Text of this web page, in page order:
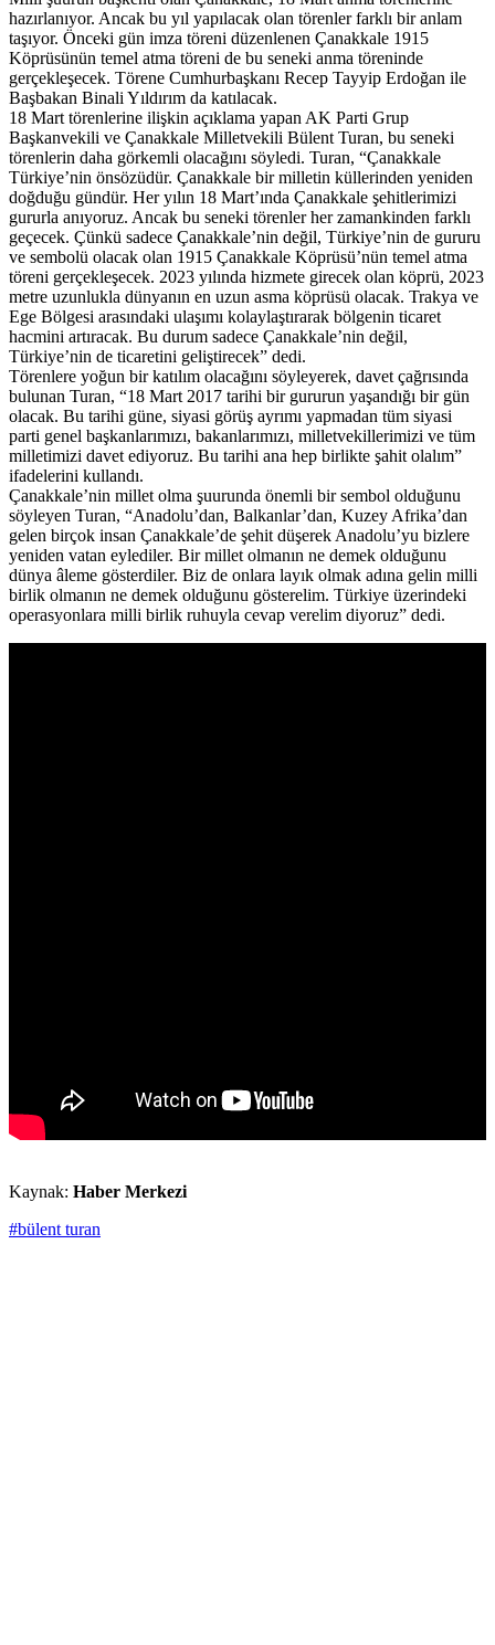
hazırlanıyor. Ancak bu yıl yapılacak olan törenler farklı bir anlam
taşıyor. Önceki gün imza töreni düzenlenen Çanakkale 1915
Köprüsünün temel atma töreni de bu seneki anma töreninde
gerçekleşecek. Törene Cumhurbaşkanı Recep Tayyip Erdoğan ile
Başbakan Binali Yıldırım da katılacak.
18 Mart törenlerine ilişkin açıklama yapan AK Parti Grup
Başkanvekili ve Çanakkale Milletvekili Bülent Turan, bu seneki
törenlerin daha görkemli olacağını söyledi. Turan, “Çanakkale
Türkiye’nin önsözüdür. Çanakkale bir milletin küllerinden yeniden
doğduğu gündür. Her yılın 18 Mart’ında Çanakkale şehitlerimizi
gururla anıyoruz. Ancak bu seneki törenler her zamankinden farklı
geçecek. Çünkü sadece Çanakkale’nin değil, Türkiye’nin de gururu
ve sembolü olacak olan 1915 Çanakkale Köprüsü’nün temel atma
töreni gerçekleşecek. 2023 yılında hizmete girecek olan köprü, 2023
metre uzunlukla dünyanın en uzun asma köprüsü olacak. Trakya ve
Ege Bölgesi arasındaki ulaşımı kolaylaştırarak bölgenin ticaret
hacmini artıracak. Bu durum sadece Çanakkale’nin değil,
Türkiye’nin de ticaretini geliştirecek” dedi.
Törenlere yoğun bir katılım olacağını söyleyerek, davet çağrısında
bulunan Turan, “18 Mart 2017 tarihi bir gururun yaşandığı bir gün
olacak. Bu tarihi güne, siyasi görüş ayrımı yapmadan tüm siyasi
parti genel başkanlarımızı, bakanlarımızı, milletvekillerimizi ve tüm
milletimizi davet ediyoruz. Bu tarihi ana hep birlikte şahit olalım”
ifadelerini kullandı.
Çanakkale’nin millet olma şuurunda önemli bir sembol olduğunu
söyleyen Turan, “Anadolu’dan, Balkanlar’dan, Kuzey Afrika’dan
gelen birçok insan Çanakkale’de şehit düşerek Anadolu’yu bizlere
yeniden vatan eylediler. Bir millet olmanın ne demek olduğunu
dünya âleme gösterdiler. Biz de onlara layık olmak adına gelin milli
birlik olmanın ne demek olduğunu gösterelim. Türkiye üzerindeki
operasyonlara milli birlik ruhuyla cevap verelim diyoruz” dedi.
Kaynak: Haber Merkezi
#bülent turan